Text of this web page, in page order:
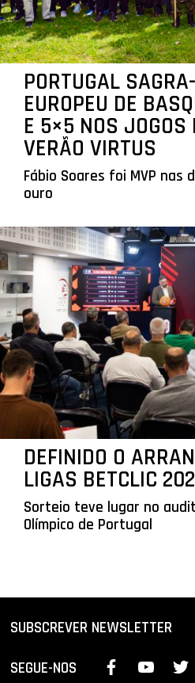
PORTUGAL
EUROPEU DE
E 5×5 NOS JOGOS
VERÃO VIRTUS
Fábio Soares foi MVP nas
ouro
DEFINIDO O
LIGAS BETCLIC
Sorteio teve lugar no
Olímpico de Portugal
SUBSCREVER NEWSLETTER
SEGUE-NOS